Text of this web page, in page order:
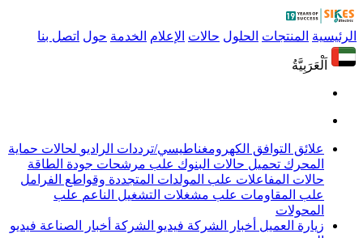
الرئيسية المنتجات الحلول حالات الإعلام الخدمة حول اتصل بنا
اَلْعَرَبِيَّةُ
علائق التوافق الكهرومغناطيسي/ترددات الراديو لحالات حماية
المحرك تحميل حالات البنوك علب مرشحات جودة الطاقة
حالات المفاعلات علب المولدات المتجددة وقواطع الفرامل
علب المقاومات علب مشغلات التشغيل الناعم علب
المحولات
زيارة العميل أخبار الشركة فيديو الشركة أخبار الصناعة فيديو